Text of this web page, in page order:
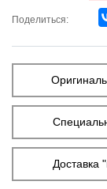
Поделиться:
Доставка